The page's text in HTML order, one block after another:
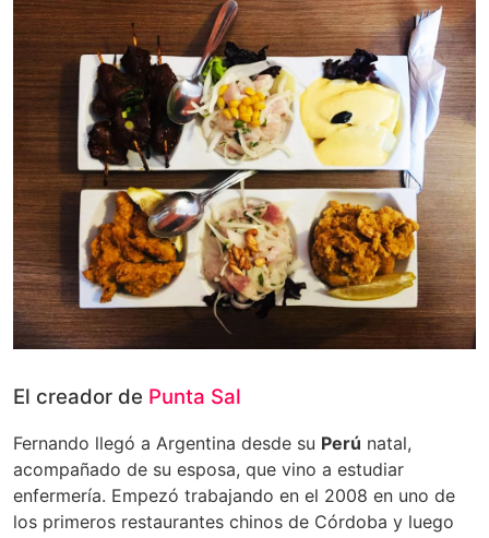
El creador de Punta Sal
Fernando llegó a Argentina desde su Perú natal,
acompañado de su esposa, que vino a estudiar
enfermería. Empezó trabajando en el 2008 en uno de
los primeros restaurantes chinos de Córdoba y luego